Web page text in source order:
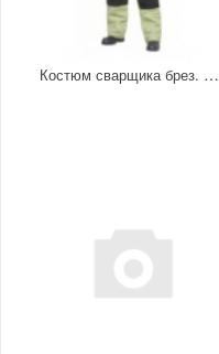
Костюм сварщика брез. со спилком